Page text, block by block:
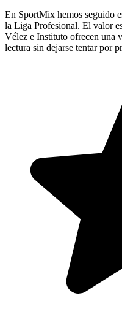
En SportMix hemos seguido
la Liga Profesional. El valor
Vélez e Instituto ofrecen una
lectura sin dejarse tentar por